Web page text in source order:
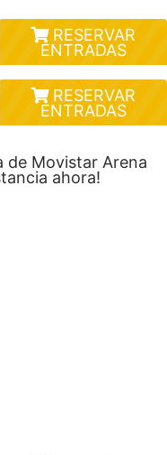
RESERVAR
ENTRADAS
RESERVAR
ENTRADAS
de Movistar Arena
ahora!